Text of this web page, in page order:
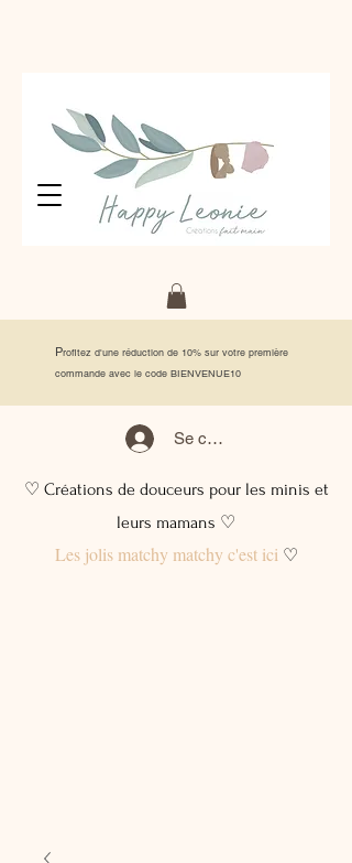
Profitez d'une réduction de 10% sur votre première
commande avec le code BIENVENUE10
Se connecter
♡ Créations de douceurs pour les minis et
leurs mamans ♡
Les jolis matchy matchy c'est ici♡